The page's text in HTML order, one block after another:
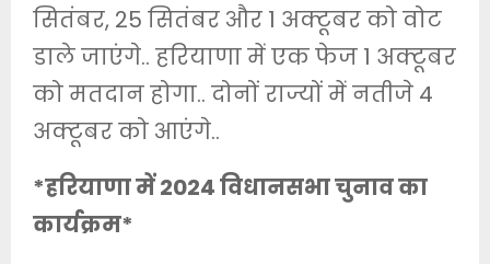
सितंबर, 25 सितंबर और 1 अक्टूबर को वोट
डाले जाएंगे.. हरियाणा में एक फेज 1 अक्टूबर
को मतदान होगा.. दोनों राज्यों में नतीजे 4
अक्टूबर को आएंगे..
*हरियाणा में 2024 विधानसभा चुनाव का
कार्यक्रम*